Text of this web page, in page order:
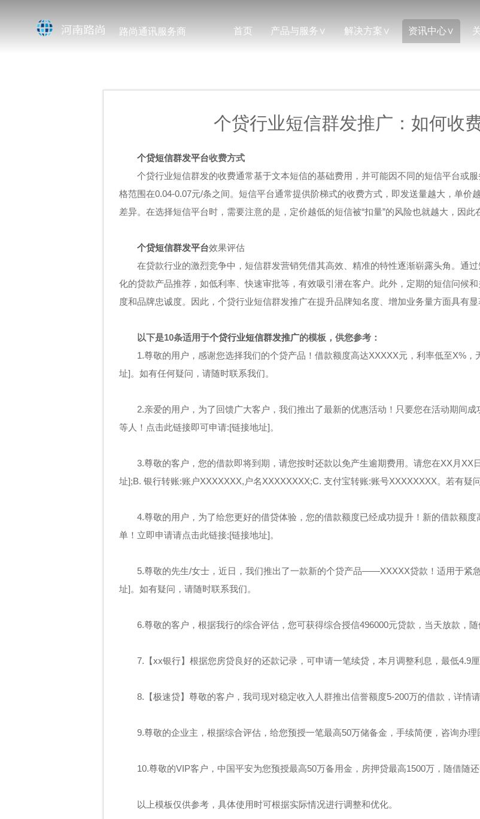
路尚通讯服务商 首页 产品与服务 解决方案 资讯中心
个贷行业短信群发推广：如何收
个贷短信群发平台收费方式
个贷行业短信群发的收费通常基于文本短信的基础费用，并可能因不同的短信平台或
格范围在0.04-0.07元/条之间。短信平台通常提供阶梯式的收费方式，即发送量越大，单价
差异。在选择短信平台时，需要注意的是，定价越低的短信被“扣量”的风险也就越大，因此
个贷短信群发平台效果评估
在贷款行业的激烈竞争中，短信群发营销凭借其高效、精准的特性逐渐崭露头角。通
化的贷款产品推荐，如低利率、快速审批等，有效吸引潜在客户。此外，定期的短信问候
度和品牌忠诚度。因此，个贷行业短信群发推广在提升品牌知名度、增加业务量方面具有显
以下是10条适用于个贷行业短信群发推广的模板，供您参考：
1.尊敬的用户，感谢您选择我们的个贷产品！借款额度高达XXXXX元，利率低至X%
址]。如有任何疑问，请随时联系我们。
2.亲爱的用户，为了回馈广大客户，我们推出了最新的优惠活动！只要您在活动期间
等人！点击此链接即可申请:[链接地址]。
3.尊敬的客户，您的借款即将到期，请您按时还款以免产生逾期费用。请您在XX月XX
址];B. 银行转账:账户XXXXXXX,户名XXXXXXXX;C. 支付宝转账:账号XXXXXXXX。若有疑
4.尊敬的用户，为了给您更好的借贷体验，您的借款额度已经成功提升！新的借款额
单！立即申请请点击此链接:[链接地址]。
5.尊敬的先生/女士，近日，我们推出了一款新的个贷产品——XXXXX贷款！适用于紧
址]。如有疑问，请随时联系我们。
6.尊敬的客户，根据我行的综合评估，您可获得综合授信496000元贷款，当天放款，
7.【xx银行】根据您房贷良好的还款记录，可申请一笔续贷，本月调整利息，最低4.9
8.【极速贷】尊敬的客户，我司现对稳定收入人群推出信誉额度5-200万的借款，详情
9.尊敬的企业主，根据综合评估，给您预授一笔最高50万储备金，手续简便，咨询办理
10.尊敬的VIP客户，中国平安为您预授最高50万备用金，房押贷最高1500万，随借随
以上模板仅供参考，具体使用时可根据实际情况进行调整和优化。